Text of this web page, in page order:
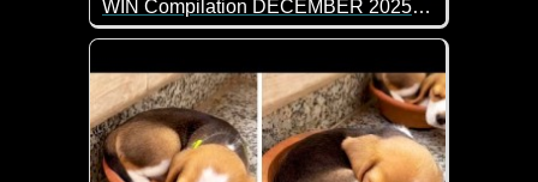
WIN Compilation DECEMBER 2025 Edition
75 der besten Video-Clips des Monats November